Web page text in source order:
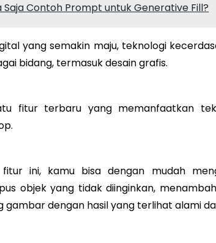
Saja Contoh Prompt untuk Generative Fill?
yang semakin maju, teknologi
bidang, termasuk desain grafis.
fitur terbaru yang memanfaatkan
fitur ini, kamu bisa dengan mudah
objek yang tidak diinginkan,
gambar dengan hasil yang terlihat alami